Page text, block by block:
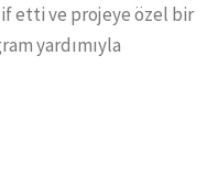
etti ve projeye özel bir
yardımıyla